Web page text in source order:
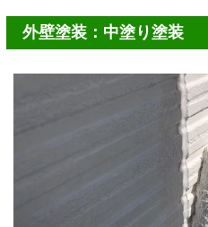
外壁塗装：中塗り塗装